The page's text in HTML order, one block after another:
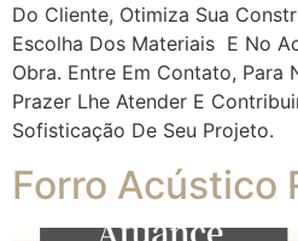
Do Cliente, Otimiza Sua
Escolha Dos Materiais E No
Obra. Entre Em Contato, Para
Prazer Lhe Atender E
Sofisticação De Seu Projeto.
Forro Acústico